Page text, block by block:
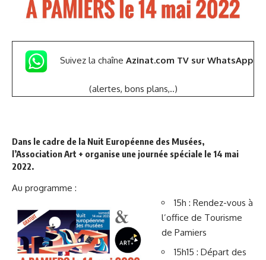
Suivez la chaîne Azinat.com TV sur WhatsApp
(alertes, bons plans,..)
Dans le cadre de la Nuit Européenne des Musées,
l’Association Art + organise une journée spéciale le 14 mai
2022.
Au programme :
15h : Rendez-vous à
l’office de Tourisme
de Pamiers
15h15 : Départ des